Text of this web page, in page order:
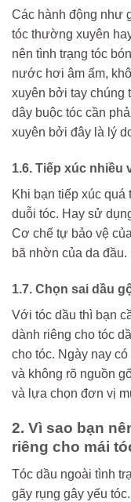
Các hành động như
tóc thường xuyên
nên tình trạng tóc
nước hơi âm ấm,
xuyên bởi tay chúng
dây buộc tóc cần
xuyên bởi đây là lý
1.6. Tiếp xúc nhiều
Khi bạn tiếp xúc
duỗi tóc. Hay sử
Cơ chế tự bảo vệ
bã nhờn của da đầu.
1.7. Chọn sai dầu
Với tóc dầu thì bạn
dành riêng cho tóc
cho tóc. Ngày nay
và không rõ nguồn
và lựa chọn đơn vị
2. Vì sao bạn
riêng cho mái
Tóc dầu ngoài tình
gãy rụng gây yếu